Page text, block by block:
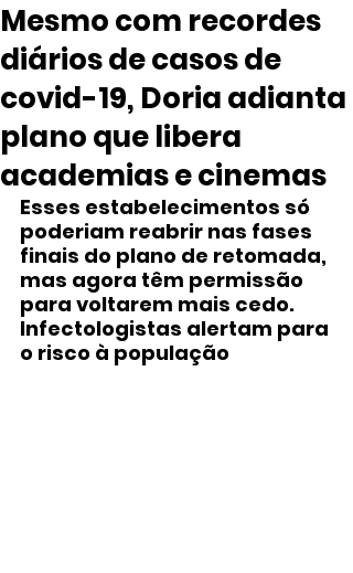
Mesmo com recordes
diários de casos de
covid-19, Doria adianta
plano que libera
academias e cinemas
Esses estabelecimentos só
poderiam reabrir nas fases
finais do plano de retomada,
mas agora têm permissão
para voltarem mais cedo.
Infectologistas alertam para
o risco à população